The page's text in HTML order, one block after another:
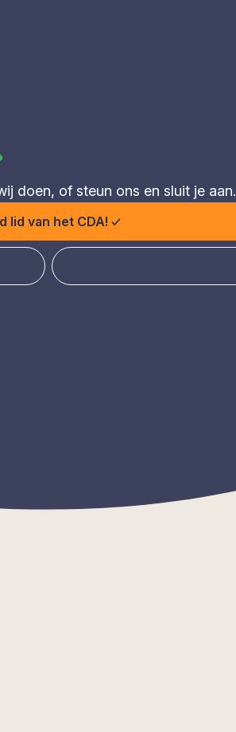
doen, of steun ons en sluit je aan.
lid van het CDA!